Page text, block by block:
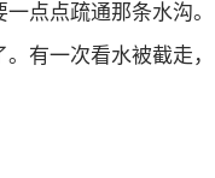
点点疏通那条水沟。
有一次看水被截走，